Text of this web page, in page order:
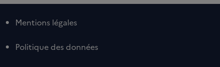
Mentions légales
Politique des données